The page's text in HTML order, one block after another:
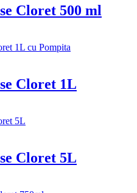
Cloret 500 ml
Cloret 1L
Cloret 5L